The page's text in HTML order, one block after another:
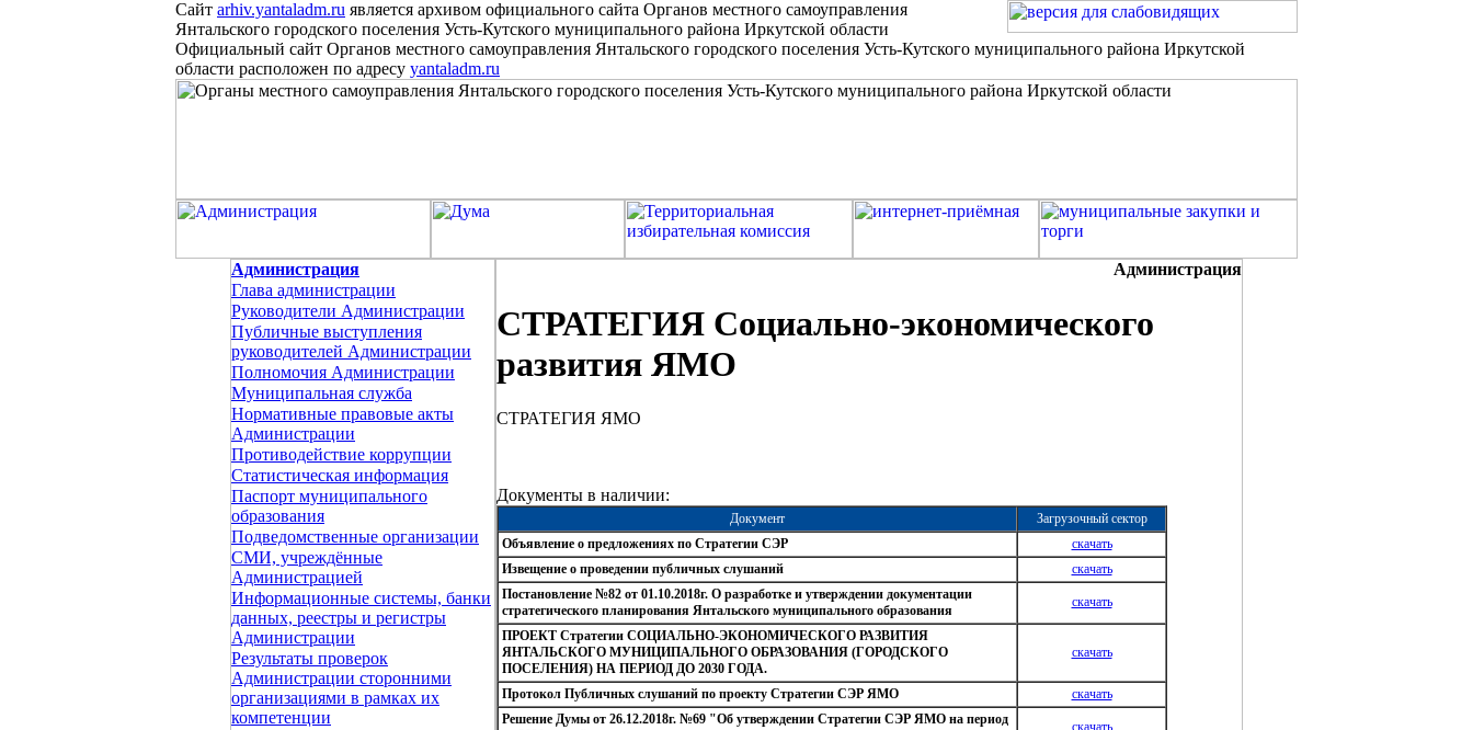
Сайт arhiv.yantaladm.ru является архивом официального сайта Органов местного самоуправления
Янтальского городского поселения Усть-Кутского муниципального района Иркутской области
Официальный сайт Органов местного самоуправления Янтальского городского поселения Усть-Кутского муниципального района Иркутской
области расположен по адресу yantaladm.ru
Администрация
Глава администрации
Руководители Администрации
Публичные выступления
руководителей Администрации
Полномочия Администрации
Муниципальная служба
Нормативные правовые акты
Администрации
Противодействие коррупции
Статистическая информация
Паспорт муниципального
образования
Подведомственные организации
СМИ, учреждённые
Администрацией
Информационные системы, банки
данных, реестры и регистры
Администрации
Результаты проверок
Администрации сторонними
организациями в рамках их
компетенции
Администрация
СТРАТЕГИЯ Социально-экономического
развития ЯМО
СТРАТЕГИЯ ЯМО
Документы в наличии:
Документ
Загрузочный сектор
Объявление о предложениях по Стратегии СЭР
скачать
Извещение о проведении публичных слушаний
скачать
Постановление №82 от 01.10.2018г. О разработке и утверждении документации
стратегического планирования Янтальского муниципального образования
скачать
ПРОЕКТ Стратегии СОЦИАЛЬНО-ЭКОНОМИЧЕСКОГО РАЗВИТИЯ
ЯНТАЛЬСКОГО МУНИЦИПАЛЬНОГО ОБРАЗОВАНИЯ (ГОРОДСКОГО
ПОСЕЛЕНИЯ) НА ПЕРИОД ДО 2030 ГОДА.
скачать
Протокол Публичных слушаний по проекту Стратегии СЭР ЯМО
скачать
Решение Думы от 26.12.2018г. №69 "Об утверждении Стратегии СЭР ЯМО на период
скачать